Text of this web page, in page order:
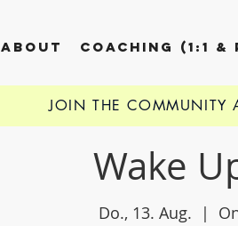
ABOUT COACHING (1:1 &
Wake
Do., 13. Aug.
  |
JOIN THE COMMUNITY